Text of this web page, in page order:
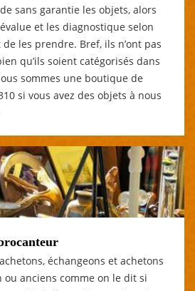
sans garantie les objets, alors
et les diagnostique selon
les prendre. Bref, ils n’ont pas
qu’ils soient catégorisés dans
sommes une boutique de
si vous avez des objets à nous
échangeons et achetons
ou anciens comme on le dit si